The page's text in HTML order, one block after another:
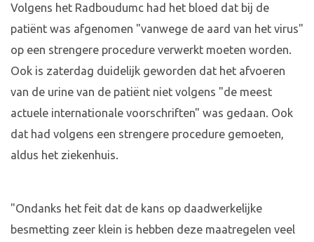
Volgens het Radboudumc had het bloed dat bij de
patiënt was afgenomen "vanwege de aard van het virus"
op een strengere procedure verwerkt moeten worden.
Ook is zaterdag duidelijk geworden dat het afvoeren
van de urine van de patiënt niet volgens "de meest
actuele internationale voorschriften" was gedaan. Ook
dat had volgens een strengere procedure gemoeten,
aldus het ziekenhuis.
"Ondanks het feit dat de kans op daadwerkelijke
besmetting zeer klein is hebben deze maatregelen veel